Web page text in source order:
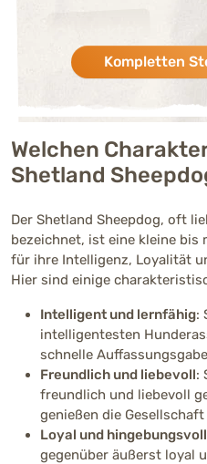
Verspieltheit
Menschenbezogenhei
t
Aktivität
Trainierbarkeit
Intelligenz
Kinderfreundlichkeit
Bellfreudigkeit
Kompletten
Welchen
Shetland
Der Shetland Sheepdog, oft
bezeichnet, ist eine kleine bis
für ihre Intelligenz, Loyalität
Hier sind einige
Intelligent und lernfähig:
intelligentesten
schnelle
Freundlich und liebevoll:
freundlich und liebevoll
genießen die
Loyal und hingebungsvoll
gegenüber äußerst loyal